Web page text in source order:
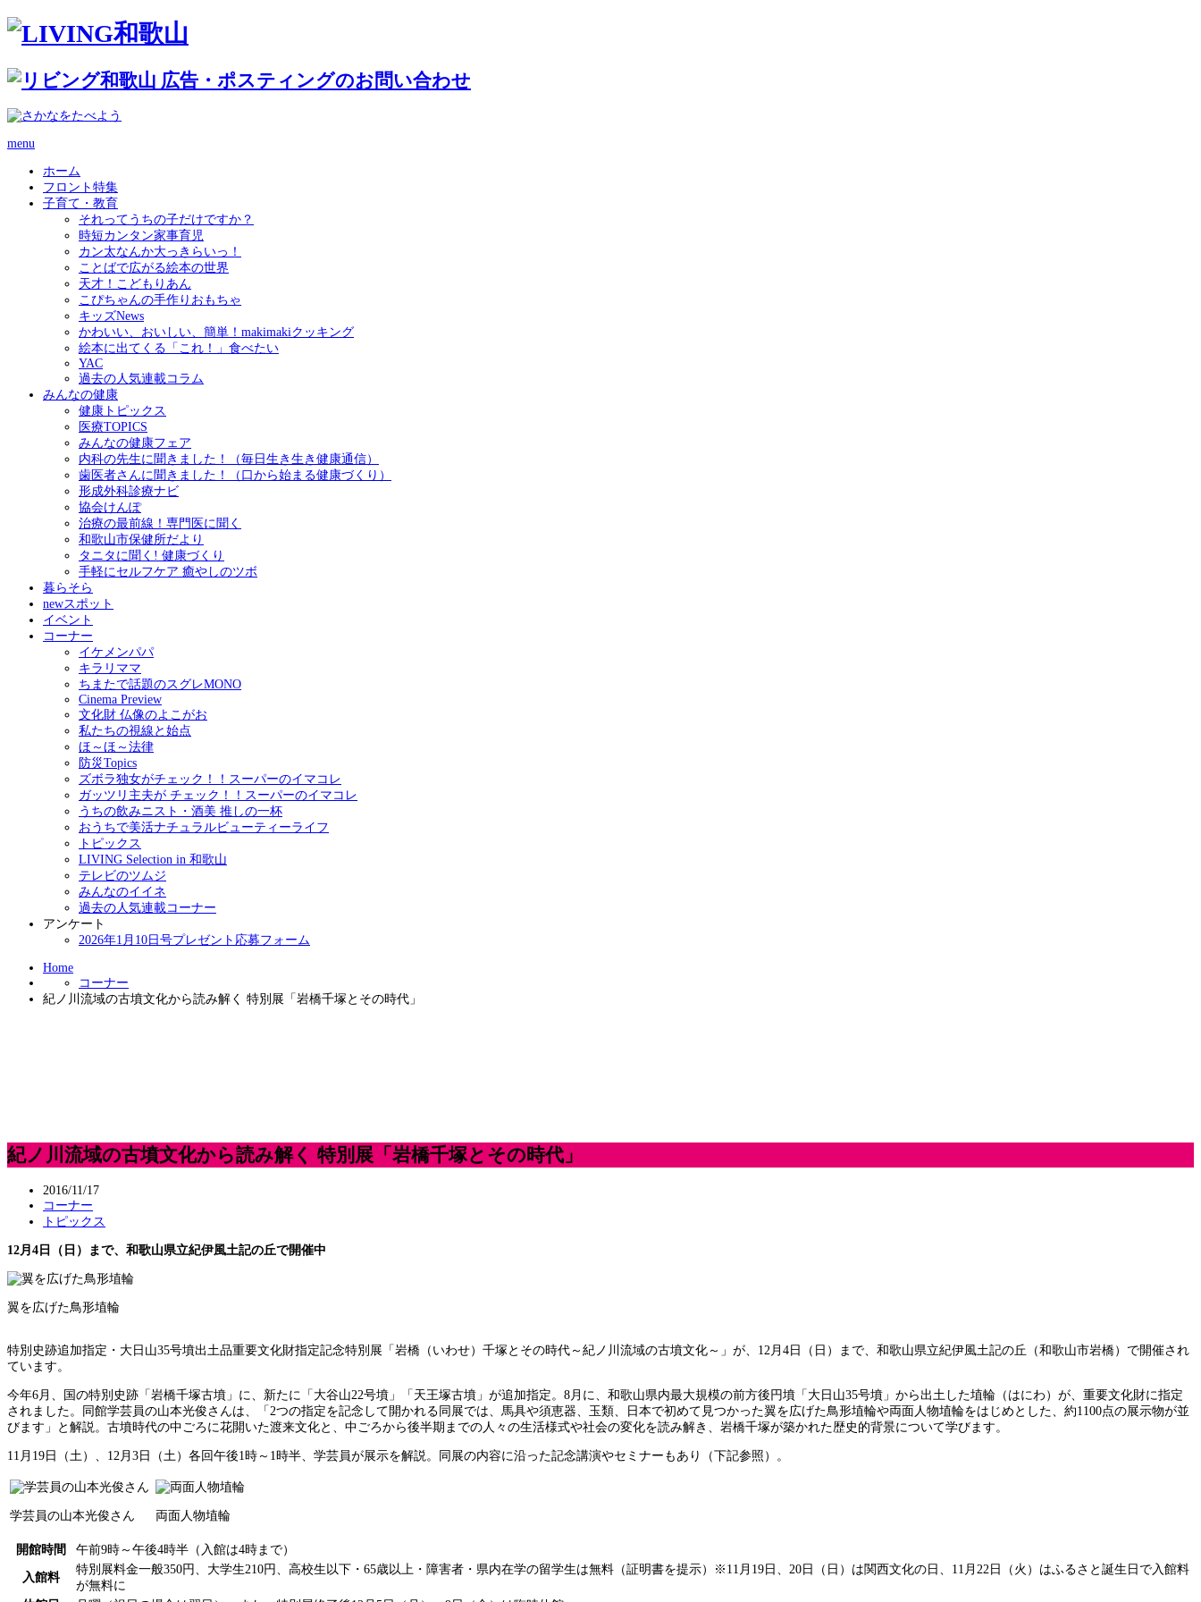
menu
ホーム
フロント特集
子育て・教育
それってうちの子だけですか？
時短カンタン家事育児
カン太なんか大っきらいっ！
ことばで広がる絵本の世界
天才！こどもりあん
こぴちゃんの手作りおもちゃ
キッズNews
かわいい、おいしい、簡単！makimakiクッキング
絵本に出てくる「これ！」食べたい
YAC
過去の人気連載コラム
みんなの健康
健康トピックス
医療TOPICS
みんなの健康フェア
内科の先生に聞きました！（毎日生き生き健康通信）
歯医者さんに聞きました！（口から始まる健康づくり）
形成外科診療ナビ
協会けんぽ
治療の最前線！専門医に聞く
和歌山市保健所だより
タニタに聞く! 健康づくり
手軽にセルフケア 癒やしのツボ
暮らそら
newスポット
イベント
コーナー
イケメンパパ
キラリママ
ちまたで話題のスグレMONO
Cinema Preview
文化財 仏像のよこがお
私たちの視線と始点
ほ～ほ～法律
防災Topics
ズボラ独女がチェック！！スーパーのイマコレ
ガッツリ主夫が チェック！！スーパーのイマコレ
うちの飲みニスト・酒美 推しの一杯
おうちで美活ナチュラルビューティーライフ
トピックス
LIVING Selection in 和歌山
テレビのツムジ
みんなのイイネ
過去の人気連載コーナー
アンケート
2026年1月10日号プレゼント応募フォーム
Home
コーナー
紀ノ川流域の古墳文化から読み解く 特別展「岩橋千塚とその時代」
紀ノ川流域の古墳文化から読み解く 特別展「岩橋千塚とその時代」
2016/11/17
コーナー
トピックス
12月4日（日）まで、和歌山県立紀伊風土記の丘で開催中
翼を広げた鳥形埴輪
特別史跡追加指定・大日山35号墳出土品重要文化財指定記念特別展「岩橋（いわせ）千塚とその時代～紀ノ川流域の古墳文化～」が、12月4日（日）まで、和歌山県立紀伊風土記の丘（和歌山市岩橋）で開催され
ています。
今年6月、国の特別史跡「岩橋千塚古墳」に、新たに「大谷山22号墳」「天王塚古墳」が追加指定。8月に、和歌山県内最大規模の前方後円墳「大日山35号墳」から出土した埴輪（はにわ）が、重要文化財に指定
されました。同館学芸員の山本光俊さんは、「2つの指定を記念して開かれる同展では、馬具や須恵器、玉類、日本で初めて見つかった翼を広げた鳥形埴輪や両面人物埴輪をはじめとした、約1100点の展示物が並
びます」と解説。古墳時代の中ごろに花開いた渡来文化と、中ごろから後半期までの人々の生活様式や社会の変化を読み解き、岩橋千塚が築かれた歴史的背景について学びます。
11月19日（土）、12月3日（土）各回午後1時～1時半、学芸員が展示を解説。同展の内容に沿った記念講演やセミナーもあり（下記参照）。
学芸員の山本光俊さん 両面人物埴輪
開館時間 午前9時～午後4時半（入館は4時まで）
入館料
特別展料金一般350円、大学生210円、高校生以下・65歳以上・障害者・県内在学の留学生は無料（証明書を提示）※11月19日、20日（日）は関西文化の日、11月22日（火）はふるさと誕生日で入館料
が無料に